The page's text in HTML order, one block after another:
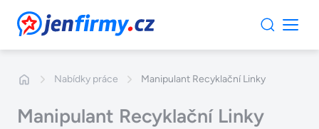
JenFirmy.cz
Nabídky práce Manipulant Recyklační Linky
Manipulant Recyklační Linky